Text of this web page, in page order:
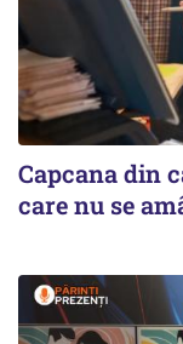
Capcana din
care nu se